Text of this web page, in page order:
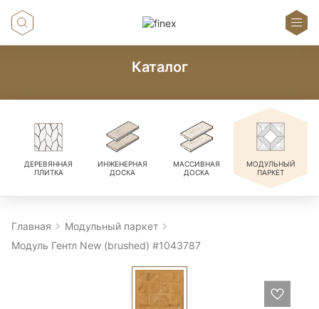
Каталог
ДЕРЕВЯННАЯ
ПЛИТКА
ИНЖЕНЕРНАЯ
ДОСКА
МАССИВНАЯ
ДОСКА
МОДУЛЬНЫЙ
ПАРКЕТ
Главная
Модульный паркет
Модуль Гентл New (brushed) #1043787